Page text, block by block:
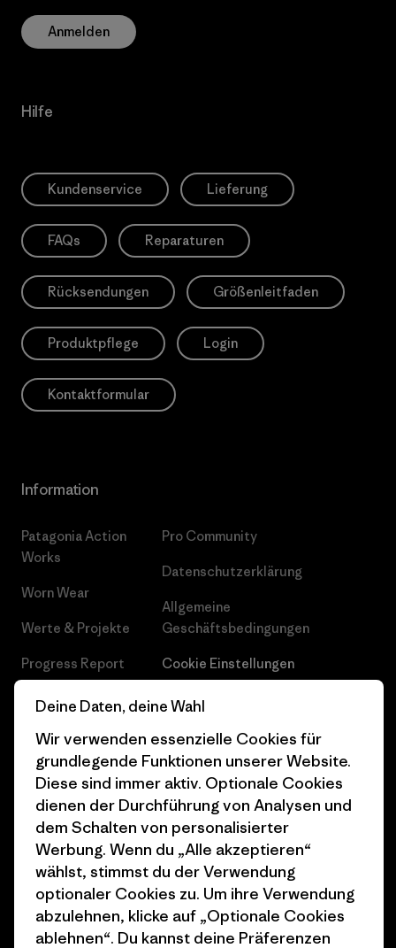
Anmelden
Hilfe
Kundenservice Lieferung
FAQs Reparaturen
Rücksendungen Größenleitfaden
Produktpflege Login
Kontaktformular
Information
Patagonia Action
Works
Worn Wear
Werte & Projekte
Progress Report
Business Unusual
Klimaziele
1% For The Planet
Wie wir finanzieren
Geschenkgutscheine
Stores in deiner
Nähe
Pro Community
Datenschutzerklärung
Allgemeine
Geschäftsbedingungen
Cookie Einstellungen
Karriere
Pressekontakt
Industry program
Affiliate-Programm
Patagonia Österreich
Seitenverzeichnis
Deine Daten, deine Wahl
Wir verwenden essenzielle Cookies für
grundlegende Funktionen unserer Website.
Diese sind immer aktiv. Optionale Cookies
dienen der Durchführung von Analysen und
dem Schalten von personalisierter
Werbung. Wenn du „Alle akzeptieren“
wählst, stimmst du der Verwendung
optionaler Cookies zu. Um ihre Verwendung
abzulehnen, klicke auf „Optionale Cookies
ablehnen“. Du kannst deine Präferenzen